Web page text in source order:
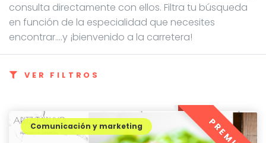
consulta directamente con ellos. Filtra tu búsqueda
en función de la especialidad que necesites
encontrar....y ¡bienvenido a la carretera!
VER FILTROS
Comunicación y marketing